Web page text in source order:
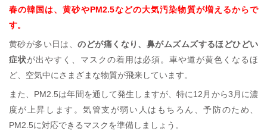
春の韓国は、黄砂やPM2.5などの大気汚染物質が増えるからで
す。
黄砂が多い日は、のどが痛くなり、鼻がムズムズするほどひどい
症状が出やすく、マスクの着用は必須。車や道が黄色くなるほ
ど、空気中にさまざまな物質が飛来しています。
また、PM2.5は年間を通して発生しますが、特に12月から3月に濃
度が上昇します。気管支が弱い人はもちろん、予防のため、
PM2.5に対応できるマスクを準備しましょう。